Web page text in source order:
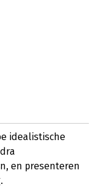
idealistische
en presenteren